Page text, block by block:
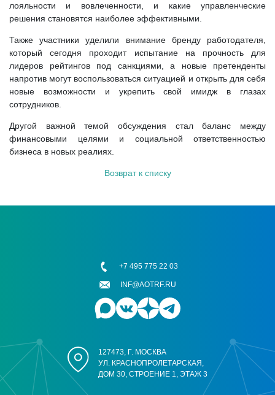
лояльности и вовлеченности, и какие управленческие
решения становятся наиболее эффективными.
Также участники уделили внимание бренду работодателя,
который сегодня проходит испытание на прочность для
лидеров рейтингов под санкциями, а новые претенденты
напротив могут воспользоваться ситуацией и открыть для себя
новые возможности и укрепить свой имидж в глазах
сотрудников.
Другой важной темой обсуждения стал баланс между
финансовыми целями и социальной ответственностью
бизнеса в новых реалиях.
Возврат к списку
127473, Г. МОСКВА
УЛ. КРАСНОПРОЛЕТАРСКАЯ,
ДОМ 30, СТРОЕНИЕ 1, ЭТАЖ 3
+7 495 775 22 03
INF@AOTRF.RU